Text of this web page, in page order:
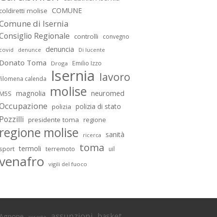
coldiretti molise COMUNE
di Isernia
Regionale controlli convegno
covid denunce denuncia Di lucente
Donato Toma Droga Emilio Izzo
calenda Isernia lavoro
M5S magnolia molise neuromed
polizia polizia di stato
Pozzilli presidente toma regione
regione molise ricerca sanità
sport termoli terremoto toma uil
vigili del fuoco